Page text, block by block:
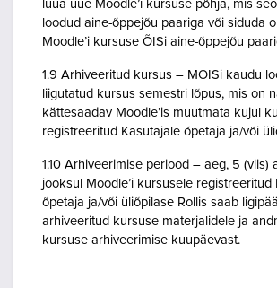
luua uue Moodle’i kursuse põhja, mis
loodud aine-õppejõu paariga või siduda
Moodle’i kursuse ÕISi aine-õppejõu
1.9 Arhiveeritud kursus – MOISi kaudu
liigutatud kursus semestri lõpus, mis on
kättesaadav Moodle’is muutmata kujul
registreeritud Kasutajale õpetaja ja/või
1.10 Arhiveerimise periood – aeg, 5 (viis)
jooksul Moodle’i kursusele registreeritud
õpetaja ja/või üliõpilase Rollis saab
arhiveeritud kursuse materjalidele ja
kursuse arhiveerimise kuupäevast.